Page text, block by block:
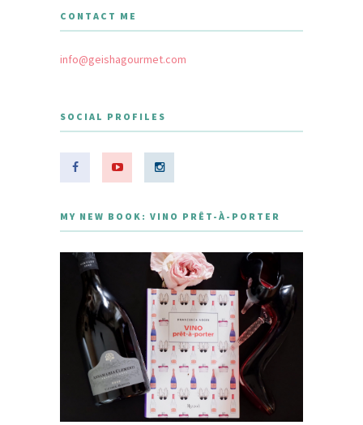
CONTACT ME
info@geishagourmet.com
SOCIAL PROFILES
MY NEW BOOK: VINO PRÊT-À-PORTER